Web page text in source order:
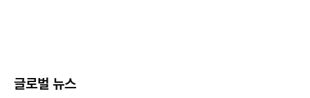
글로벌 뉴스